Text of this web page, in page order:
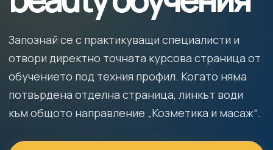
Запознай се с практикуващи специалисти и
отвори директно точната курсова страница от
обучението под техния профил. Когато няма
потвърдена отделна страница, линкът води
към общото направление „Козметика и масаж“.